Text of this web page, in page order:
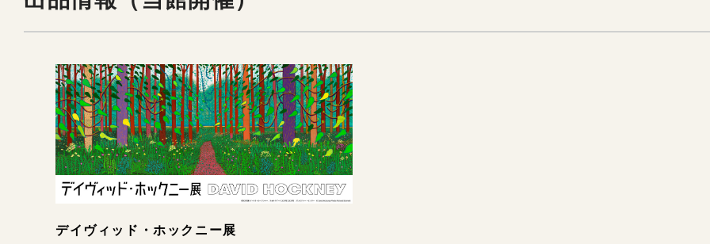
デイヴィッド・ホックニー展